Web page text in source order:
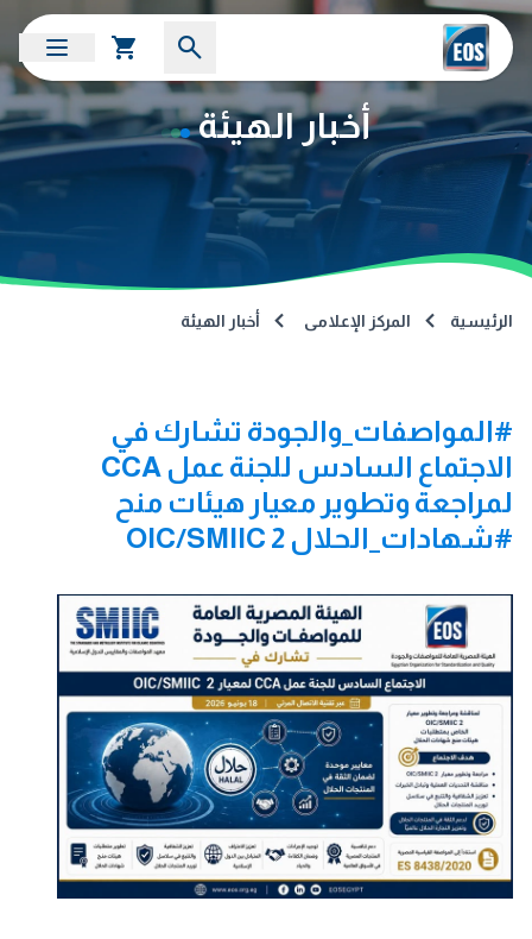
أخبار الهيئة
الرئيسية المركز الإعلامى أخبار الهيئة
#المواصفات_والجودة تشارك في
الاجتماع السادس للجنة عمل CCA
لمراجعة وتطوير معيار هيئات منح
#شهادات_الحلال OIC/SMIIC 2